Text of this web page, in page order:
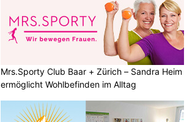
Mrs.Sporty Club Baar + Zürich – Sandra Heim
ermöglicht Wohlbefinden im Alltag